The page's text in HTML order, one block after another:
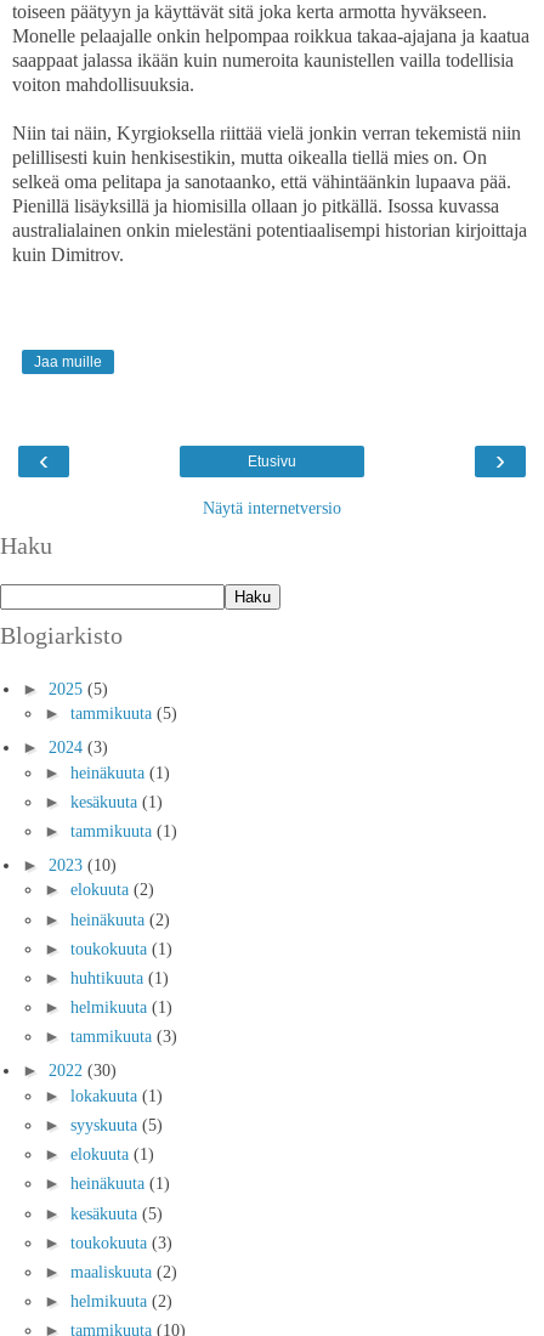
toiseen päätyyn ja käyttävät sitä joka kerta armotta hyväkseen.
Monelle pelaajalle onkin helpompaa roikkua takaa-ajajana ja kaatua
saappaat jalassa ikään kuin numeroita kaunistellen vailla todellisia
voiton mahdollisuuksia.
Niin tai näin, Kyrgioksella riittää vielä jonkin verran tekemistä niin
pelillisesti kuin henkisestikin, mutta oikealla tiellä mies on. On
selkeä oma pelitapa ja sanotaanko, että vähintäänkin lupaava pää.
Pienillä lisäyksillä ja hiomisilla ollaan jo pitkällä. Isossa kuvassa
australialainen onkin mielestäni potentiaalisempi historian kirjoittaja
kuin Dimitrov.
Jaa muille
‹ ›
Etusivu
Näytä internetversio
Haku
Blogiarkisto
► 2025 (5)
► tammikuuta (5)
► 2024 (3)
► heinäkuuta (1)
► kesäkuuta (1)
► tammikuuta (1)
► 2023 (10)
► elokuuta (2)
► heinäkuuta (2)
► toukokuuta (1)
► huhtikuuta (1)
► helmikuuta (1)
► tammikuuta (3)
► 2022 (30)
► lokakuuta (1)
► syyskuuta (5)
► elokuuta (1)
► heinäkuuta (1)
► kesäkuuta (5)
► toukokuuta (3)
► maaliskuuta (2)
► helmikuuta (2)
► tammikuuta (10)